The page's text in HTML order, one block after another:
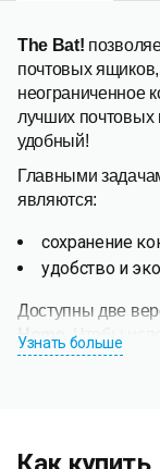
The Bat!
почтовых
неограниченное
лучших почтовых
удобный!
Главными
являются:
сохранение
удобство и
Доступны две
Home
. Чтобы
клиент для
встроенный
Узнать больше